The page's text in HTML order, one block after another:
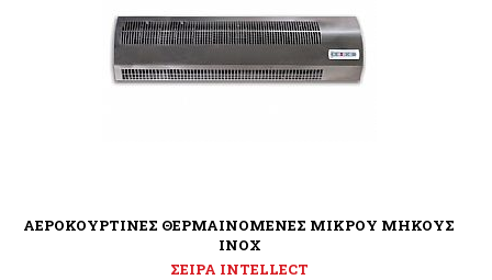
ΑΕΡΟΚΟΥΡΤΙΝΕΣ ΘΕΡΜΑΙΝΟΜΕΝΕΣ ΜΙΚΡΟΥ ΜΗΚΟΥΣ
ΙΝΟΧ
ΣΕΙΡΑ INTELLECT